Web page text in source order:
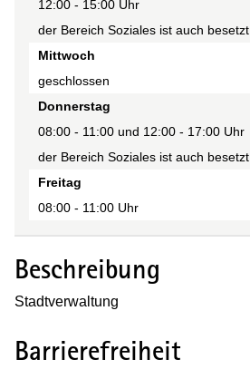
12:00 - 15:00 Uhr
der Bereich Soziales ist auch besetzt
Mittwoch
geschlossen
Donnerstag
08:00 - 11:00 und 12:00 - 17:00 Uhr
der Bereich Soziales ist auch besetzt
Freitag
08:00 - 11:00 Uhr
Beschreibung
Stadtverwaltung
Barrierefreiheit